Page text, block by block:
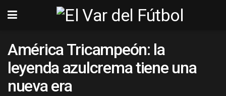
América Tricampeón: la
leyenda azulcrema tiene una
nueva era